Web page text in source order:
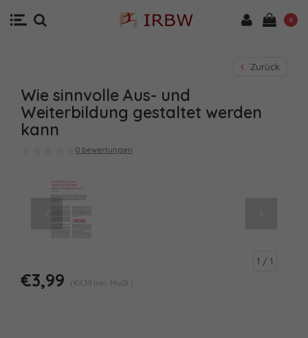
0
Zurück
Wie sinnvolle Aus- und
Weiterbildung gestaltet werden
kann
0 bewertungen
1 / 1
€3,99 (€4,39 Inkl. MwSt.)